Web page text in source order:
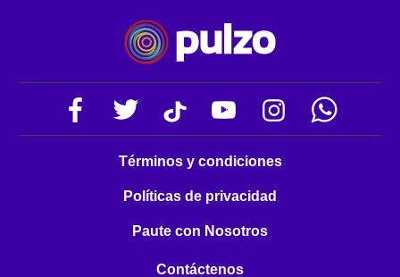
Términos y condiciones
Políticas de privacidad
Paute con Nosotros
Contáctenos